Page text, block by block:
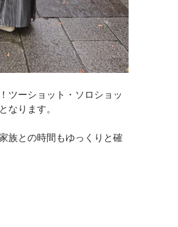
ツーショット・ソロショッ
なります。
族との時間もゆっくりと確